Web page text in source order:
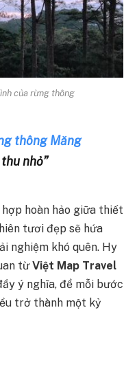
của rừng thông
thông Măng
nhỏ”
hoàn hảo giữa thiết
tươi đẹp sẽ hứa
nghiệm khó quên. Hy
từViệt Map Travel
ý nghĩa, để mỗi bước
trở thành một kỷ